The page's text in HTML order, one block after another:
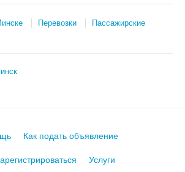
Перевозки
Пассажирские
Как подать объявление
Услуги